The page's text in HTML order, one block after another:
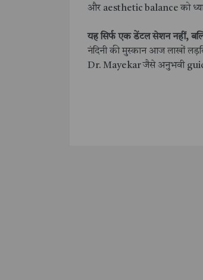
और aesthetic balance को
यह सिर्फ एक डेंटल सेशन नहीं,
नंदिनी की मुस्कान आज लाखों
Dr. Mayekar जैसे अनुभवी